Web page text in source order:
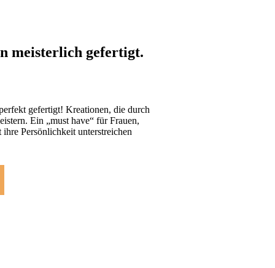
meisterlich gefertigt.
gefertigt! Kreationen, die durch
Ein „must have“ für Frauen,
Persönlichkeit unterstreichen